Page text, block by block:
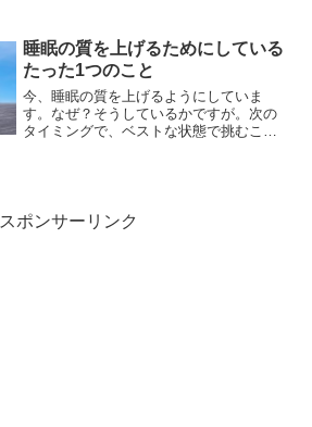
睡眠の質を上げるためにしている
たった1つのこと
今、睡眠の質を上げるようにしていま
す。なぜ？そうしているかですが。次の
タイミングで、ベストな状態で挑むこと
スポンサーリンク